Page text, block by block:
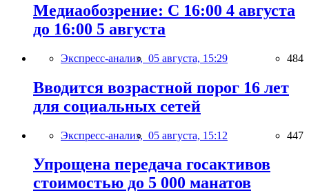
Медиаобозрение: С 16:00 4 августа
до 16:00 5 августа
Экспресс-анализ, 05 августа, 15:29 484
Вводится возрастной порог 16 лет
для социальных сетей
Экспресс-анализ, 05 августа, 15:12 447
Упрощена передача госактивов
стоимостью до 5 000 манатов